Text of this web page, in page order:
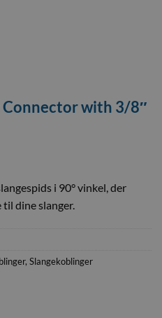
Connector with 3/8″
i 90° vinkel, der
dine slanger.
, Slangekoblinger